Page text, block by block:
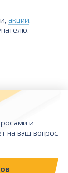
акции,
и
на ваш вопрос